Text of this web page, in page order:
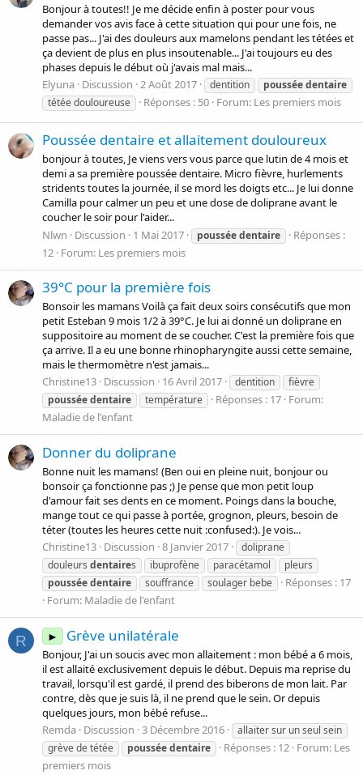
Bonjour à toutes!! Je me décide enfin à poster pour vous
demander vos avis face à cette situation qui pour une fois, ne
passe pas... J'ai des douleurs aux mamelons pendant les tétées et
ça devient de plus en plus insoutenable... J'ai toujours eu des
phases depuis le début où j'avais mal mais...
Elyuna Discussion 2 Août 2017 dentition pousséedentaire
tétée douloureuse
Réponses : 50 Forum: Les premiers mois
Poussée dentaire et allaitement douloureux
bonjour à toutes, Je viens vers vous parce que lutin de 4 mois et
demi a sa première poussée dentaire. Micro fièvre, hurlements
stridents toutes la journée, il se mord les doigts etc... Je lui donne
Camilla pour calmer un peu et une dose de doliprane avant le
coucher le soir pour l'aider...
Nlwn
Discussion 1 Mai 2017 pousséedentaire
Réponses :
12 Forum: Les premiers mois
39°C pour la première fois
Bonsoir les mamans Voilà ça fait deux soirs consécutifs que mon
petit Esteban 9 mois 1/2 à 39°C. Je lui ai donné un doliprane en
suppositoire au moment de se coucher. C'est la première fois que
ça arrive. Il a eu une bonne rhinopharyngite aussi cette semaine,
mais le thermomètre n'est jamais...
Christine13 Discussion 16 Avril 2017 dentition
fièvre
pousséedentaire température Réponses : 17 Forum:
Maladie de l'enfant
Donner du doliprane
Bonne nuit les mamans! (Ben oui en pleine nuit, bonjour ou
bonsoir ça fonctionne pas ;) Je pense que mon petit loup
d'amour fait ses dents en ce moment. Poings dans la bouche,
mange tout ce qui passe à portée, grognon, pleurs, besoin de
téter (toutes les heures cette nuit :confused:). Je vois...
Christine13 Discussion 8 Janvier 2017
doliprane
douleurs dentaires ibuprofène paracétamol
pleurs
pousséedentaire souffrance soulager bebe
Réponses : 17
Forum: Maladie de l'enfant
R ► Grève unilatérale
Bonjour, J'ai un soucis avec mon allaitement : mon bébé a 6 mois,
il est allaité exclusivement depuis le début. Depuis ma reprise du
travail, lorsqu'il est gardé, il prend des biberons de mon lait. Par
contre, dès que je suis là, il ne prend que le sein. Or depuis
quelques jours, mon bébé refuse...
Remda Discussion 3 Décembre 2016
allaiter sur un seul sein
grève de tétée
pousséedentaire Réponses : 12 Forum: Les
premiers mois